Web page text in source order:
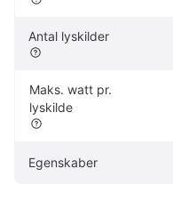
Antal lyskilder
Maks. watt pr.
lyskilde
Egenskaber